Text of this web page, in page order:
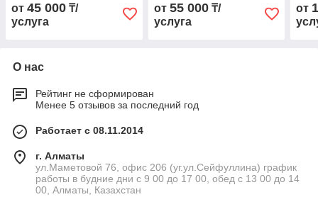
от 45 000 ₸/
услуга
от 55 000₸/
услуга
от
О нас
Рейтинг не сформирован
Менее 5 отзывов за последний год
Работает с 08.11.2014
г. Алматы
ул.Маметовой 76, офис 206 (уг.ул.Сейфуллина) график
работы в будние дни с 9 00 до 17 00, обед с 13 00 до 14
00, Алматы, Казахстан